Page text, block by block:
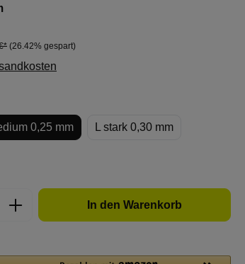
(26.42% gespart)
0,25 mm L stark 0,30 mm
den gewünschten Wert ein
In den Warenkorb